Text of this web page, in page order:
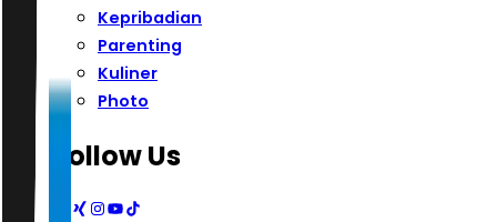
Kepribadian
Parenting
Kuliner
Photo
Follow Us